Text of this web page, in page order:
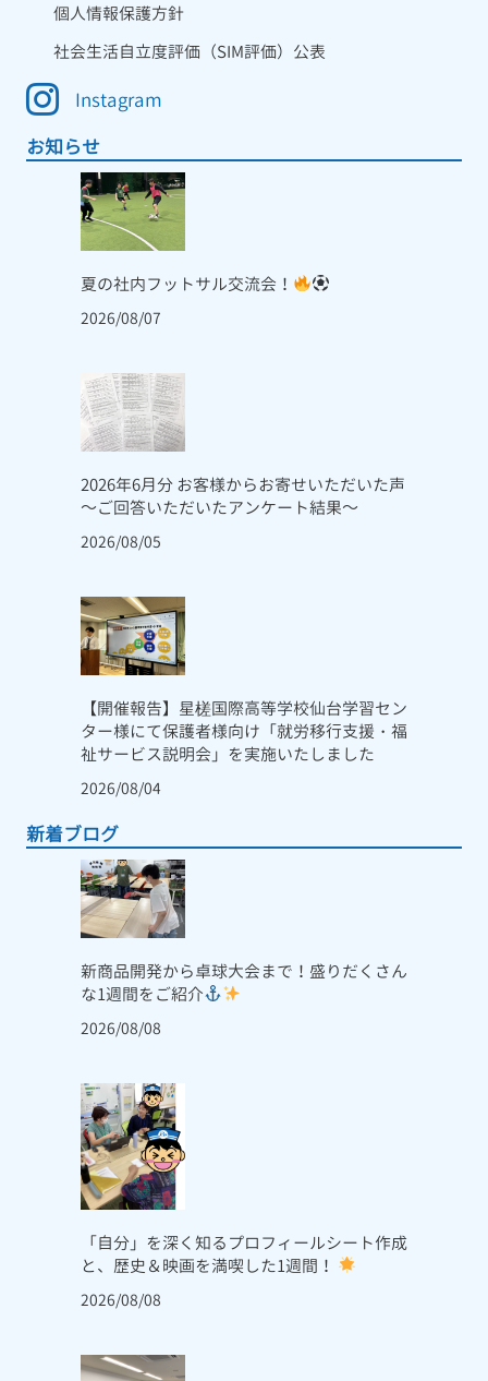
個人情報保護方針
社会生活自立度評価（SIM評価）公表
Instagram
お知らせ
夏の社内フットサル交流会！
2026/08/07
2026年6月分 お客様からお寄せいただいた声
～ご回答いただいたアンケート結果～
2026/08/05
【開催報告】星槎国際高等学校仙台学習セン
ター様にて保護者様向け「就労移行支援・福
祉サービス説明会」を実施いたしました
2026/08/04
新着ブログ
新商品開発から卓球大会まで！盛りだくさん
な1週間をご紹介
2026/08/08
「自分」を深く知るプロフィールシート作成
と、歴史＆映画を満喫した1週間！
2026/08/08